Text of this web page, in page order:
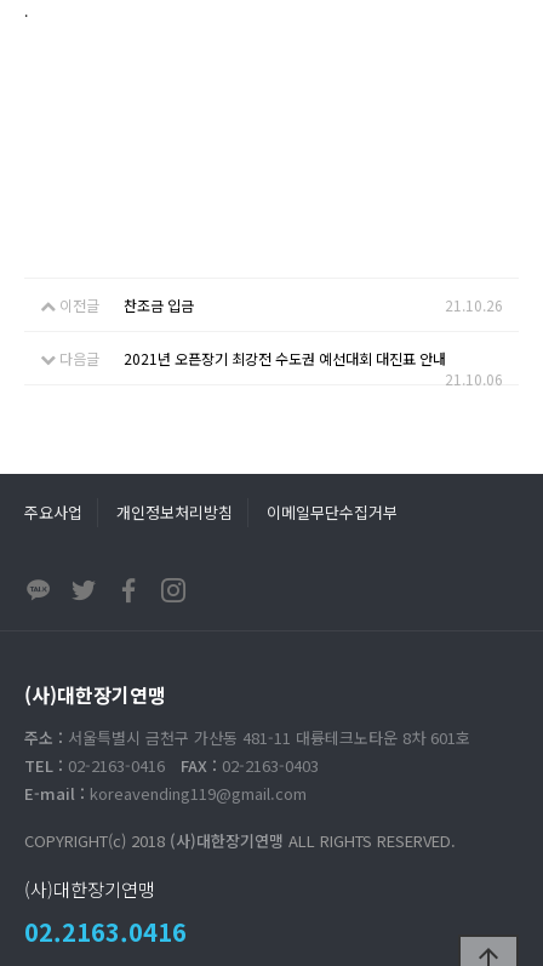
.
이전글 찬조금 입금 21.10.26
다음글
2021년 오픈장기 최강전 수도권 예선대회 대진표 안내
21.10.06
arrow_upward
주요사업 개인정보처리방침 이메일무단수집거부
(사)대한장기연맹
주소 : 서울특별시 금천구 가산동 481-11 대륭테크노타운 8차 601호
TEL : 02-2163-0416 FAX : 02-2163-0403
E-mail : koreavending119@gmail.com
COPYRIGHT(c) 2018 (사)대한장기연맹 ALL RIGHTS RESERVED.
(사)대한장기연맹
02.2163.0416